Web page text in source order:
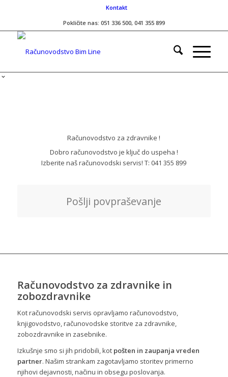
Kontakt
Pokličite nas: 051 336 500, 041 355 899
Računovodstvo za zdravnike !
Dobro računovodstvo je ključ do uspeha !
Izberite naš računovodski servis! T: 041 355 899
Pošlji povpraševanje
Računovodstvo za zdravnike in
zobozdravnike
Kot računovodski servis opravljamo računovodstvo,
knjigovodstvo, računovodske storitve za zdravnike,
zobozdravnike in zasebnike.
Izkušnje smo si jih pridobili, kot pošten in zaupanja vreden
partner. Našim strankam zagotavljamo storitev primerno
njihovi dejavnosti, načinu in obsegu poslovanja.